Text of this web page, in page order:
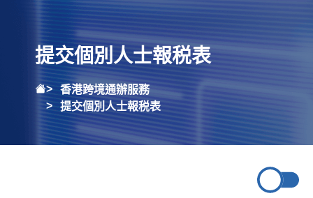
提交個別人士報税表
香港跨境通辦服務
提交個別人士報税表